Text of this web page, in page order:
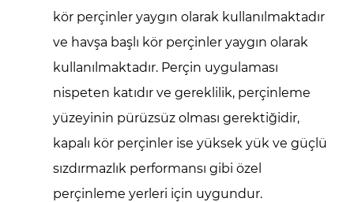
kör perçinler yaygın olarak kullanılmaktadır
ve havşa başlı kör perçinler yaygın olarak
kullanılmaktadır. Perçin uygulaması
nispeten katıdır ve gereklilik, perçinleme
yüzeyinin pürüzsüz olması gerektiğidir,
kapalı kör perçinler ise yüksek yük ve güçlü
sızdırmazlık performansı gibi özel
perçinleme yerleri için uygundur.